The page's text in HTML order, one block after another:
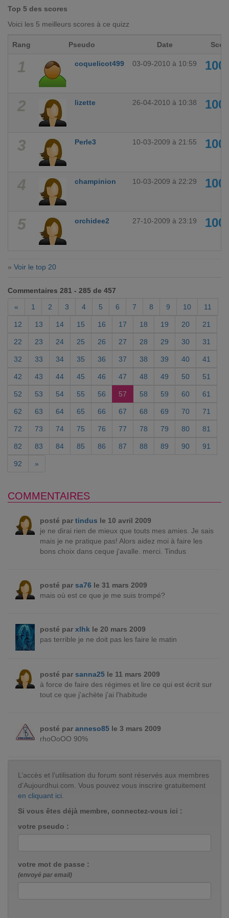
Top 5 des scores
Voici les 5 meilleurs scores à ce quizz
Rang Pseudo Date
1 coquelicot499 03-09-2010 à 10:59
2 lizette 26-04-2010 à 10:38
3 Perle3 10-03-2009 à 21:55
4 champinion 10-03-2009 à 22:29
5 orchidee2 27-10-2009 à 23:19
» Voir le top 20
Commentaires 281 - 285 de 457
«
1 2 3 4 5 6 7 8 9 10 11
12 13 14 15 16 17 18 19 20 21
22 23 24 25 26 27 28 29 30 31
32 33 34 35 36 37 38 39 40 41
42 43 44 45 46 47 48 49 50 51
52 53 54 55 56 57 58 59 60 61
62 63 64 65 66 67 68 69 70 71
72 73 74 75 76 77 78 79 80 81
82 83 84 85 86 87 88 89 90 91
92 »
COMMENTAIRES
posté par tindus le 10 avril 2009
je ne dirai rien de mieux que touts mes amies. Je sais
mais je ne pratique pas! Alors aidez moi à faire les
bons choix dans ceque j'avalle. merci. Tindus
posté par sa76 le 31 mars 2009
mais où est ce que je me suis trompé?
posté par xlhk le 20 mars 2009
pas terrible je ne doit pas les faire le matin
posté par sanna25le 11 mars 2009
à force de faire des régimes et lire ce qui est écrit sur
tout ce que j'achète j'ai l'habitude
posté par anneso85le 3 mars 2009
rhoOoOO 90%
L’accès et l’utilisation du forum sont réservés aux membres
d'Aujourdhui.com. Vous pouvez vous inscrire gratuitement
en cliquant ici.
Si vous êtes déjà membre, connectez-vous ici :
votre pseudo :
votre mot de passe :
(envoyé par email)